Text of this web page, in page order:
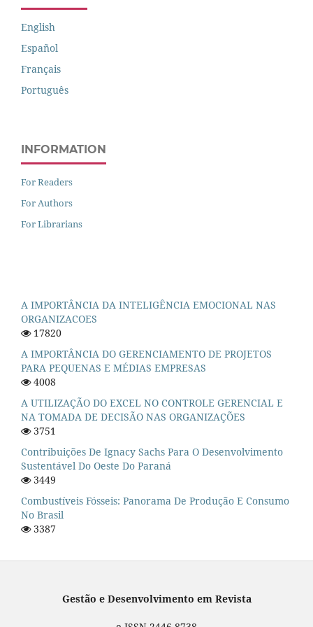
English
Español
Français
Português
INFORMATION
For Readers
For Authors
For Librarians
A IMPORTÂNCIA DA INTELIGÊNCIA EMOCIONAL NAS
ORGANIZACOES
17820
A IMPORTÂNCIA DO GERENCIAMENTO DE PROJETOS
PARA PEQUENAS E MÉDIAS EMPRESAS
4008
A UTILIZAÇÃO DO EXCEL NO CONTROLE GERENCIAL E
NA TOMADA DE DECISÃO NAS ORGANIZAÇÕES
3751
Contribuições De Ignacy Sachs Para O Desenvolvimento
Sustentável Do Oeste Do Paraná
3449
Combustíveis Fósseis: Panorama De Produção E Consumo
No Brasil
3387
Gestão e Desenvolvimento em Revista